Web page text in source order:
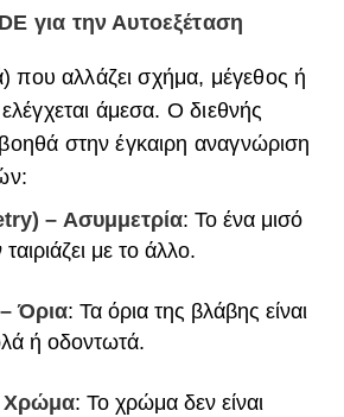
για την Αυτοεξέταση
που αλλάζει σχήμα, μέγεθος ή
άμεσα. Ο διεθνής
στην έγκαιρη αναγνώριση
– Ασυμμετρία: Το ένα μισό
με το άλλο.
Όρια: Τα όρια της βλάβης είναι
ή οδοντωτά.
Χρώμα: Το χρώμα δεν είναι